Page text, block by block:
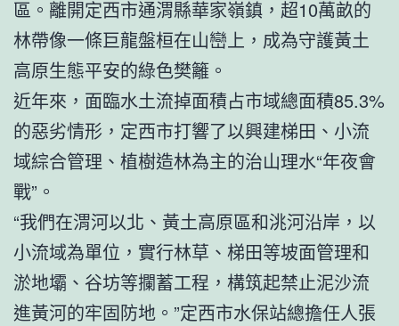
區。離開定西市通渭縣華家嶺鎮，超10萬畝的
林帶像一條巨龍盤桓在山巒上，成為守護黃土
高原生態平安的綠色樊籬。
近年來，面臨水土流掉面積占市域總面積85.3%
的惡劣情形，定西市打響了以興建梯田、小流
域綜合管理、植樹造林為主的治山理水“年夜會
戰”。
“我們在渭河以北、黃土高原區和洮河沿岸，以
小流域為單位，實行林草、梯田等坡面管理和
淤地壩、谷坊等攔蓄工程，構筑起禁止泥沙流
進黃河的牢固防地。”定西市水保站總擔任人張